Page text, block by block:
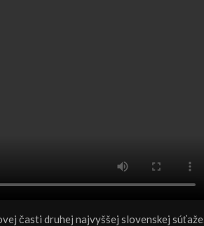
časti druhej najvyššej slovenskej súťaže.